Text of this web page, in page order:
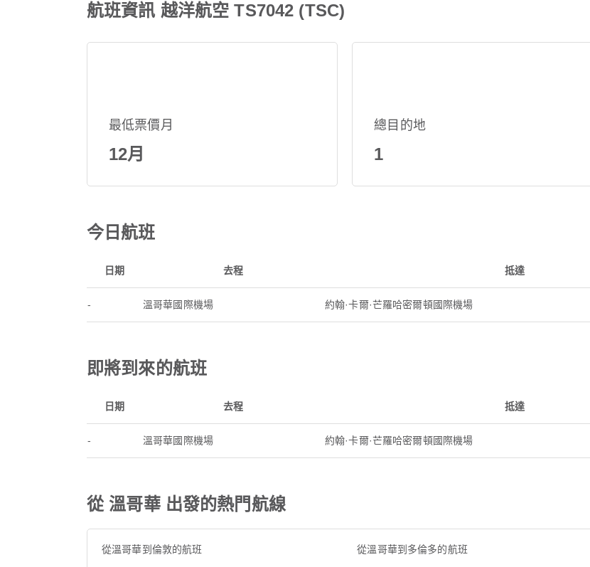
航班資訊 越洋航空 TS7042 (TSC)
最低票價月
12月
總目的地
1
今日航班
日期 去程 抵達
- 溫哥華國際機場 約翰·卡爾·芒羅哈密爾頓國際機場
即將到來的航班
日期 去程 抵達
- 溫哥華國際機場 約翰·卡爾·芒羅哈密爾頓國際機場
從 溫哥華 出發的熱門航線
從溫哥華到倫敦的航班 從溫哥華到多倫多的航班